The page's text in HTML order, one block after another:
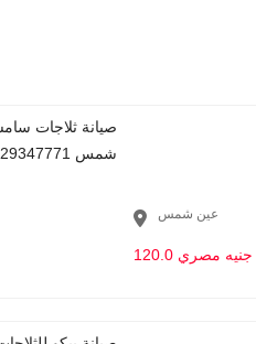
عين شمس
120.0 جنيه مصري